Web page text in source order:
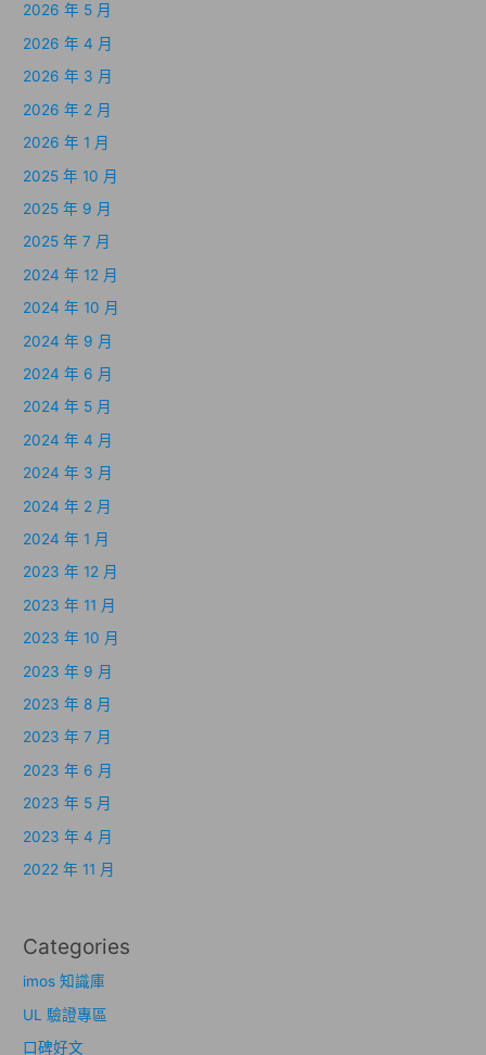
2026 年 5 月
2026 年 4 月
2026 年 3 月
2026 年 2 月
2026 年 1 月
2025 年 10 月
2025 年 9 月
2025 年 7 月
2024 年 12 月
2024 年 10 月
2024 年 9 月
2024 年 6 月
2024 年 5 月
2024 年 4 月
2024 年 3 月
2024 年 2 月
2024 年 1 月
2023 年 12 月
2023 年 11 月
2023 年 10 月
2023 年 9 月
2023 年 8 月
2023 年 7 月
2023 年 6 月
2023 年 5 月
2023 年 4 月
2022 年 11 月
Categories
imos 知識庫
UL 驗證專區
口碑好文